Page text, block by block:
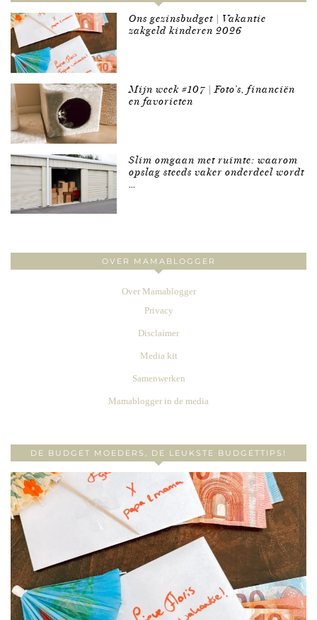
Ons gezinsbudget | Vakantie
zakgeld kinderen 2026
Mijn week #107 | Foto’s, financiën
en favorieten
Slim omgaan met ruimte: waarom
opslag steeds vaker onderdeel wordt
…
OVER MAMABLOGGER
Over Mamablogger
Privacy
Disclaimer
Media kit
Samenwerken
Mamablogger in de media
DE BUDGET MOEDERS, DE LEUKSTE BUDGETTIPS!